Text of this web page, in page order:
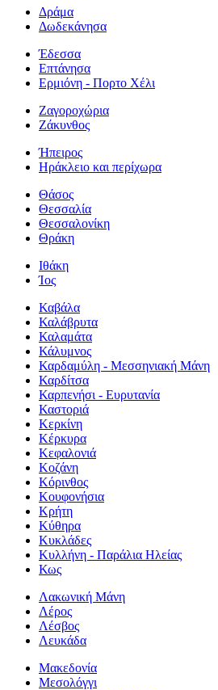
Δράμα
Δωδεκάνησα
Έδεσσα
Επτάνησα
Ερμιόνη - Πορτο Χέλι
Ζαγοροχώρια
Ζάκυνθος
Ήπειρος
Ηράκλειο και περίχωρα
Θάσος
Θεσσαλία
Θεσσαλονίκη
Θράκη
Ιθάκη
Ίος
Καβάλα
Καλάβρυτα
Καλαμάτα
Κάλυμνος
Καρδαμύλη - Μεσσηνιακή Μάνη
Καρδίτσα
Καρπενήσι - Ευρυτανία
Καστοριά
Κερκίνη
Κέρκυρα
Κεφαλονιά
Κοζάνη
Κόρινθος
Κουφονήσια
Κρήτη
Κύθηρα
Κυκλάδες
Κυλλήνη - Παράλια Ηλείας
Κως
Λακωνική Μάνη
Λέρος
Λέσβος
Λευκάδα
Μακεδονία
Μεσολόγγι